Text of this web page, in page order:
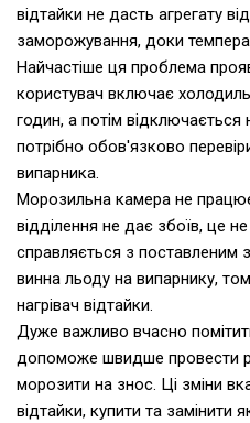
відтайки не дасть агрегату
заморожування, доки
Найчастіше ця проблема
користувач включає
годин, а потім
потрібно обов'язково
випарника.
Морозильна камера не
відділення не дає збоїв, це
справляється з
винна льоду на випарнику,
нагрівач відтайки.
Дуже важливо вчасно
допоможе швидше провести
морозити на знос. Ці зміни
відтайки, купити та